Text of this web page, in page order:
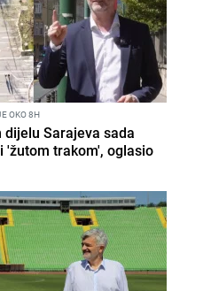
OKO 8H
dijelu Sarajeva sada
'žutom trakom', oglasio